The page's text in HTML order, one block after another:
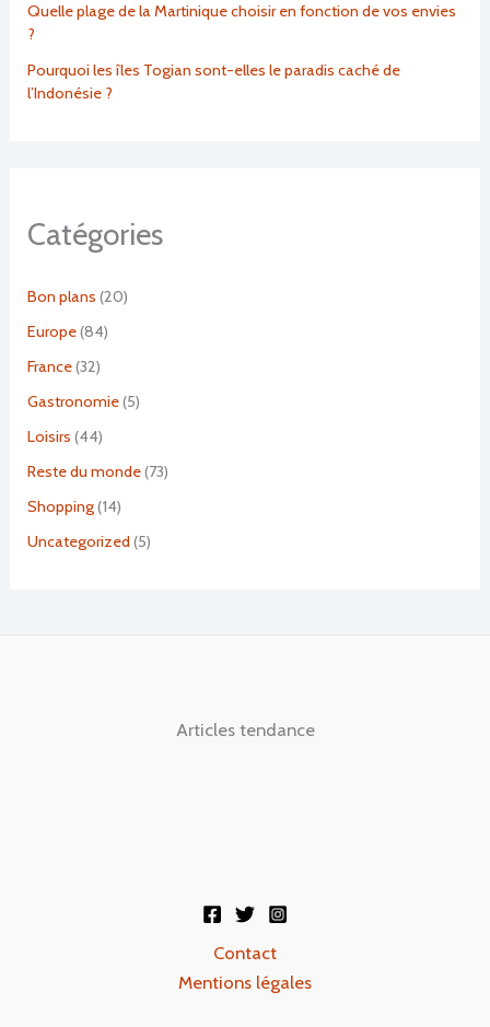
Quelle plage de la Martinique choisir en fonction de vos envies
?
Pourquoi les îles Togian sont-elles le paradis caché de
l’Indonésie ?
Catégories
Bon plans (20)
Europe(84)
France(32)
Gastronomie(5)
Loisirs (44)
Reste du monde(73)
Shopping(14)
Uncategorized (5)
Articles tendance
Contact
Mentions légales